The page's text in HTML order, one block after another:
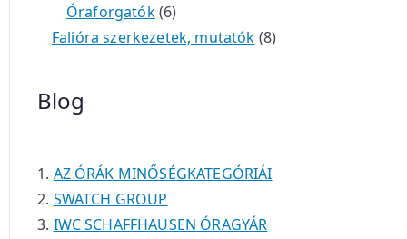
é
k
é
é
e
r
e
r
e
t
k
Óraforgatók 66
t
k
Falióra szerkezetek, mutatók 88
é
Blog
AZ ÓRÁK MINŐSÉGKATEGÓRIÁI
SWATCH GROUP
IWC SCHAFFHAUSEN ÓRAGYÁR